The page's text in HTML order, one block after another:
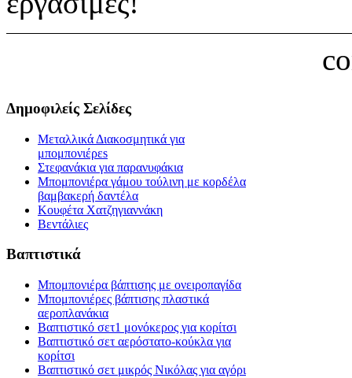
Δημοφιλείς Σελίδες
Μεταλλικά Διακοσμητικά για
μπομπονιέρεs
Στεφανάκια για παρανυφάκια
Μπομπονιέρα γάμου τούλινη με κορδέλα
βαμβακερή δαντέλα
Κουφέτα Χατζηγιαννάκη
Βεντάλιες
Βαπτιστικά
Μπομπονιέρα βάπτισης με ονειροπαγίδα
Μπομπονιέρες βάπτισης πλαστικά
αεροπλανάκια
Βαπτιστικό σετ1 μονόκερος για κορίτσι
Βαπτιστικό σετ αερόστατο-κούκλα για
κορίτσι
Βαπτιστικό σετ μικρός Νικόλας για αγόρι